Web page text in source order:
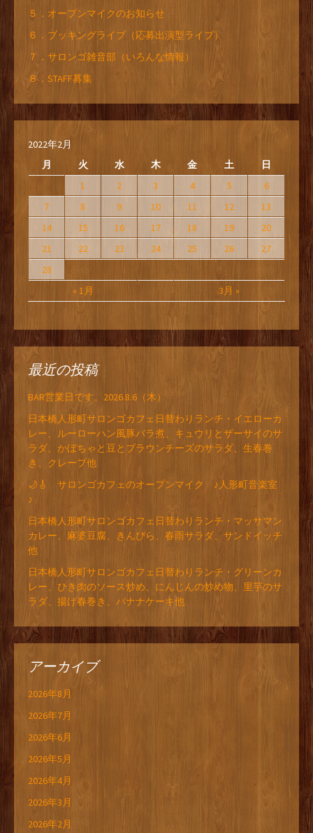
５．オープンマイクのお知らせ
６．ブッキングライブ（応募出演型ライブ）
７．サロンゴ雑音部（いろんな情報）
８．STAFF募集
2022年2月
月
火 水 木 金 土 日
« 1月 3月 »
1 2 3 4 5
6
7
8 9 10 11 12
13
14
15 16 17 18 19
20
21
22 23 24 25 26
27
28
最近の投稿
BAR営業日です。2026.8.6（木）
日本橋人形町サロンゴカフェ日替わりランチ・イエローカ
レー、ルーローハン風豚バラ煮、キュウリとザーサイのサ
ラダ、かぼちゃと豆とブラウンチーズのサラダ、生春巻
き、クレープ他
🌙🎸 サロンゴカフェのオープンマイク ♪人形町音楽室
♪
日本橋人形町サロンゴカフェ日替わりランチ・マッサマン
カレー、麻婆豆腐、きんぴら、春雨サラダ、サンドイッチ
他
日本橋人形町サロンゴカフェ日替わりランチ・グリーンカ
レー、ひき肉のソース炒め、にんじんの炒め物、里芋のサ
ラダ、揚げ春巻き、バナナケーキ他
アーカイブ
2026年8月
2026年7月
2026年6月
2026年5月
2026年4月
2026年3月
2026年2月